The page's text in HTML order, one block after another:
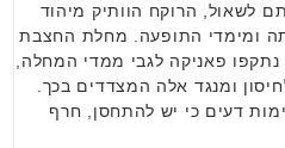
לשאול, הרוקח הוותיק מיהוד
ומימדי התופעה. מחלת החצבת
פאניקה לגבי ממדי המחלה,
ומנגד אלה המצדדים בכך.
דעים כי יש להתחסן, חרף